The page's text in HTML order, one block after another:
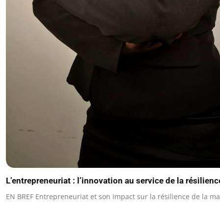
L’entrepreneuriat : l’innovation au service de la
EN BREF Entrepreneuriat et son impact sur la résilience de la